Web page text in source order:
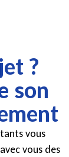
?
son
vous
vous des